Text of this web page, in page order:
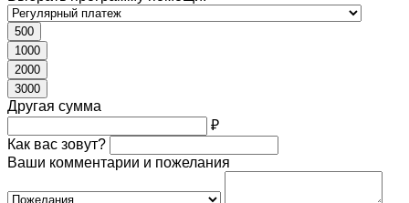
500
1000
2000
3000
Другая сумма
₽
Как вас зовут?
Ваши комментарии и пожелания